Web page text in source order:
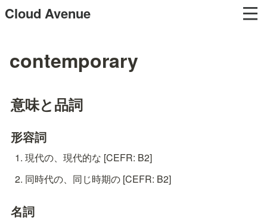
Cloud Avenue
contemporary
意味と品詞
形容詞
現代の、現代的な [CEFR: B2]
同時代の、同じ時期の [CEFR: B2]
名詞